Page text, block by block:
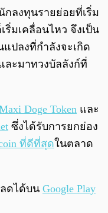
ลงทุนรายย่อยที่เริ่ม
ริ่มเคลื่อนไหว จึงเป็น
แปลงที่กำลังจะเกิด
ละมาทวงบัลลังก์ที่
Doge Token และ
ซึ่งได้รับการยกย่อง
ที่ดีที่สุดในตลาด
ดได้บน Google Play